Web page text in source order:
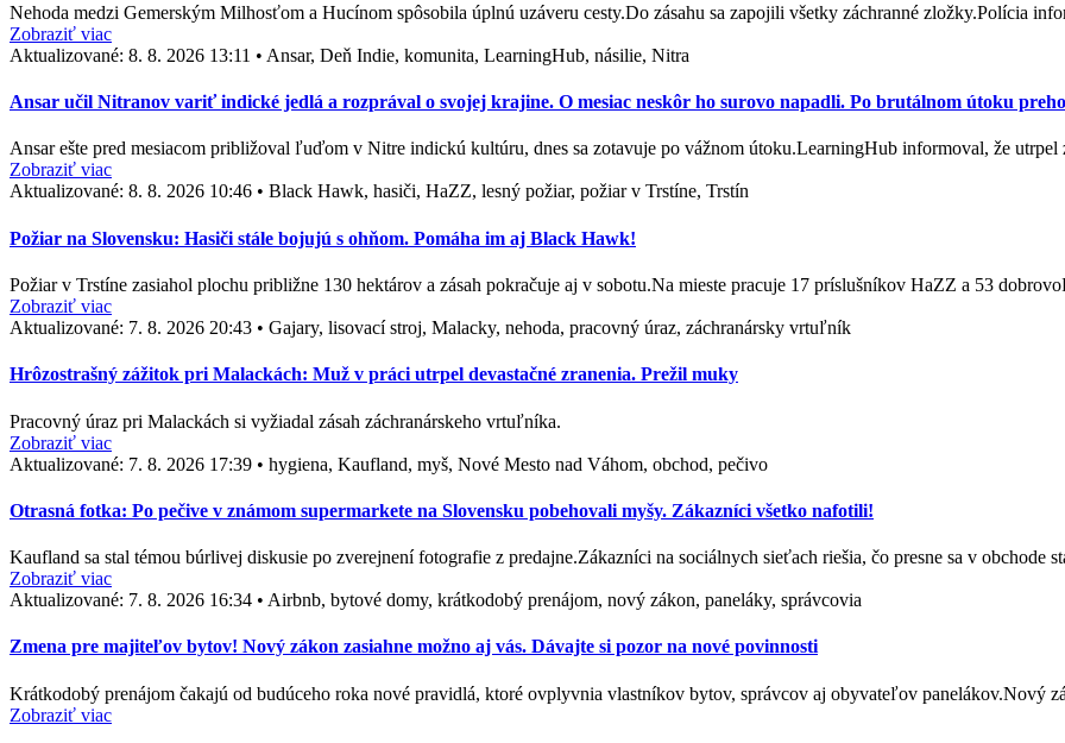
Nehoda medzi Gemerským Milhosťom a Hucínom spôsobila úplnú uzáveru cesty.Do zásahu sa zapojili všetky záchranné zložky.Polícia
Zobraziť viac
Aktualizované: 8. 8. 2026 13:11 • Ansar, Deň Indie, komunita, LearningHub, násilie, Nitra
Ansar učil Nitranov variť indické jedlá a rozprával o svojej krajine. O mesiac neskôr ho surovo napadli. Po brutálnom útoku
Ansar ešte pred mesiacom približoval ľuďom v Nitre indickú kultúru, dnes sa zotavuje po vážnom útoku.LearningHub informoval, že
Zobraziť viac
Aktualizované: 8. 8. 2026 10:46 • Black Hawk, hasiči, HaZZ, lesný požiar, požiar v Trstíne, Trstín
Požiar na Slovensku: Hasiči stále bojujú s ohňom. Pomáha im aj Black Hawk!
Požiar v Trstíne zasiahol plochu približne 130 hektárov a zásah pokračuje aj v sobotu.Na mieste pracuje 17 príslušníkov HaZZ a 53
Zobraziť viac
Aktualizované: 7. 8. 2026 20:43 • Gajary, lisovací stroj, Malacky, nehoda, pracovný úraz, záchranársky vrtuľník
Hrôzostrašný zážitok pri Malackách: Muž v práci utrpel devastačné zranenia. Prežil muky
Pracovný úraz pri Malackách si vyžiadal zásah záchranárskeho vrtuľníka.
Zobraziť viac
Aktualizované: 7. 8. 2026 17:39 • hygiena, Kaufland, myš, Nové Mesto nad Váhom, obchod, pečivo
Otrasná fotka: Po pečive v známom supermarkete na Slovensku pobehovali myšy. Zákazníci všetko nafotili!
Kaufland sa stal témou búrlivej diskusie po zverejnení fotografie z predajne.Zákazníci na sociálnych sieťach riešia, čo presne sa v obchode
Zobraziť viac
Aktualizované: 7. 8. 2026 16:34 • Airbnb, bytové domy, krátkodobý prenájom, nový zákon, paneláky, správcovia
Zmena pre majiteľov bytov! Nový zákon zasiahne možno aj vás. Dávajte si pozor na nové povinnosti
Krátkodobý prenájom čakajú od budúceho roka nové pravidlá, ktoré ovplyvnia vlastníkov bytov, správcov aj obyvateľov panelákov.Nový
Zobraziť viac